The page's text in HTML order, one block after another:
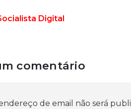
Digital
comentário
de email não será